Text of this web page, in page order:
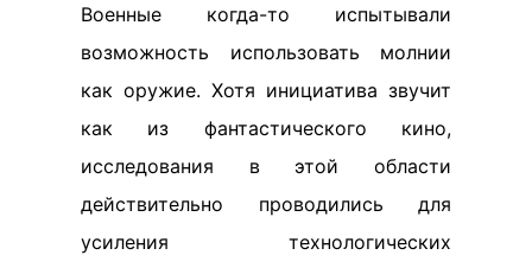
Военные когда-то испытывали
возможность использовать молнии
как оружие. Хотя инициатива звучит
как из фантастического кино,
исследования в этой области
действительно проводились для
усиления технологических